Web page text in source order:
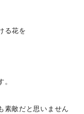
る花を
素敵だと思いません